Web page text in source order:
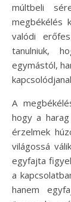
múltbeli
megbékélés
valódi
tanulniuk,
egymástól,
A
hogy a
érzelmek
világossá
egyfajta
a
hanem